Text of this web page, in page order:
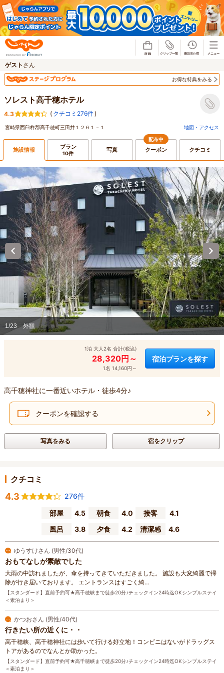
ゲスト さん
お得な特典をみる
ソレスト高千穂ホテル
4.3 ( クチコミ276件)
宮崎県西臼杵郡高千穂町三田井１２６１－１ 地図・アクセス
施設情報 プラン
10件 写真
配布中
クーポン クチコミ
1/23 外観
1泊 大人2名 合計(税込)
28,320円～
1名 14,160円～
宿泊プランを探す
高千穂神社に一番近いホテル・徒歩4分♪
クーポンを確認する
写真をみる 宿をクリップ
クチコミ
4.3
276件
部屋
4.5 朝食 4.0 接客
4.1
風呂
3.8 夕食 4.2 清潔感 4.6
ゆうすけさん (男性/30代)
おもてなしが素敵でした
大雨の中訪れましたが、傘を持ってきていただきました。 施設も大変綺麗で掃
除が行き届いております。 エントランスはすごく綺…
【スタンダード】直前予約可★高千穂峡まで徒歩20分♪チェックイン24時迄OKシンプルステイ
＜素泊まり＞
かつおさん (男性/40代)
行きたい所の近くに・・
高千穂峡、高千穂神社には歩いて行ける好立地！コンビニはないがドラッグス
トアがあるのでなんとか助かった。
【スタンダード】直前予約可★高千穂峡まで徒歩20分♪チェックイン24時迄OKシンプルステイ
＜素泊まり＞